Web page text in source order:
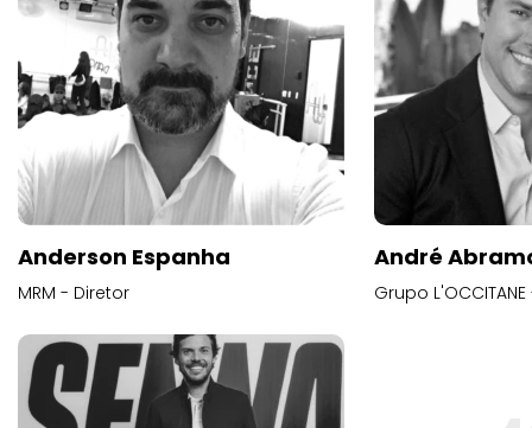
Anderson Espanha
MRM - Diretor
André
Grupo